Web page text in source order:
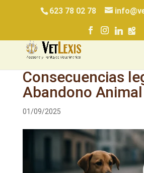
623 78 02 78
Consecuencias
Abandono Animal
01/09/2025